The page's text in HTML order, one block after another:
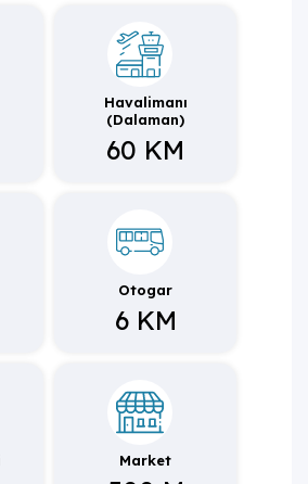
ile yeni yerler keşfedebileceğiniz,
bir tatil olanağına sahip olabilirsiniz.
Havalimanı
(Dalaman)
60 KM
Otogar
6 KM
Market